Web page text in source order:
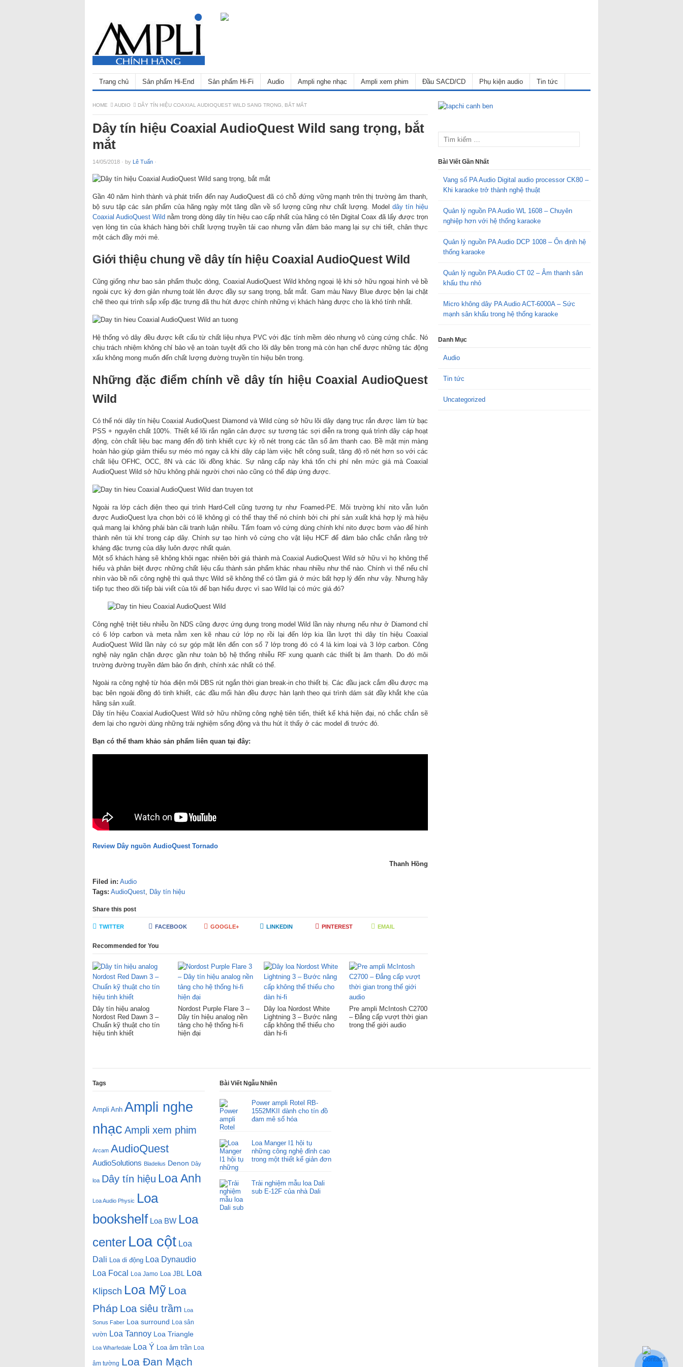
Trang chủ Sản phẩm Hi-End Sản phẩm Hi-Fi Audio Ampli nghe nhạc Ampli xem phim Đầu SACD/CD Phụ kiện audio Tin tức
HOME AUDIO DÂY TÍN HIỆU COAXIAL AUDIOQUEST WILD SANG TRỌNG, BẮT MẮT
Dây tín hiệu Coaxial AudioQuest Wild sang trọng, bắt
mắt
14/05/2018 · by Lê Tuấn ·
Gần 40 năm hình thành và phát triển đến nay AudioQuest đã có chỗ đứng vững mạnh trên thị trường âm thanh,
bộ sưu tập các sản phẩm của hãng ngày một tăng dần về số lượng cũng như chất lượng. Model dây tín hiệu
Coaxial AudioQuest Wild nằm trong dòng dây tín hiệu cao cấp nhất của hãng có tên Digital Coax đã lấy được trọn
vẹn lòng tin của khách hàng bởi chất lượng truyền tải cao nhưng vẫn đảm bảo mang lại sự chi tiết, chân thực
một cách đầy mới mẻ.
Giới thiệu chung về dây tín hiệu Coaxial AudioQuest Wild
Cũng giống như bao sản phẩm thuộc dòng, Coaxial AudioQuest Wild không ngoại lệ khi sở hữu ngoại hình vẻ bề
ngoài cực kỳ đơn giản nhưng toát lên được đầy sự sang trọng, bắt mắt. Gam màu Navy Blue được bện lại chặt
chẽ theo qui trình sắp xếp đặc trưng đã thu hút được chính những vị khách hàng được cho là khó tính nhất.
Hệ thống vỏ dây đều được kết cấu từ chất liệu nhựa PVC với đặc tính mềm dẻo nhưng vô cùng cứng chắc. Nó
chịu trách nhiệm không chỉ bảo vệ an toàn tuyệt đối cho lõi dây bên trong mà còn hạn chế được những tác động
xấu không mong muốn đến chất lượng đường truyền tín hiệu bên trong.
Những đặc điểm chính về dây tín hiệu Coaxial AudioQuest
Wild
Có thể nói dây tín hiệu Coaxial AudioQuest Diamond và Wild cùng sở hữu lõi dây dạng trục rắn được làm từ bạc
PSS + nguyên chất 100%. Thiết kế lõi rắn ngăn cản được sự tương tác sợi diễn ra trong quá trình dây cáp hoạt
động, còn chất liệu bạc mang đến độ tinh khiết cực kỳ rõ nét trong các tần số âm thanh cao. Bề mặt mịn màng
hoàn hảo giúp giảm thiểu sự méo mó ngay cả khi dây cáp làm việc hết công suất, tăng độ rõ nét hơn so với các
chất liệu OFHC, OCC, 8N và các lõi đồng khác. Sự nâng cấp này khá tốn chi phí nên mức giá mà Coaxial
AudioQuest Wild sở hữu không phải người chơi nào cũng có thể đáp ứng được.
Ngoài ra lớp cách điện theo qui trình Hard-Cell cũng tương tự như Foamed-PE. Môi trường khí nito vẫn luôn
được AudioQuest lựa chọn bởi có lẽ không gì có thể thay thế nó chính bởi chi phí sản xuất khá hợp lý mà hiệu
quả mang lại không phải bàn cãi tranh luận nhiều. Tấm foam vỏ cứng dùng chính khí nito được bơm vào để hình
thành nên túi khí trong cáp dây. Chính sự tạo hình vỏ cứng cho vật liệu HCF để đảm bảo chắc chắn rằng trở
kháng đặc trưng của dây luôn được nhất quán.
Một số khách hàng sẽ không khỏi ngạc nhiên bởi giá thành mà Coaxial AudioQuest Wild sở hữu vì họ không thể
hiểu và phân biệt được những chất liệu cấu thành sản phẩm khác nhau nhiều như thế nào. Chính vì thế nếu chỉ
nhìn vào bề nổi công nghệ thì quả thực Wild sẽ không thể có tầm giá ở mức bất hợp lý đến như vậy. Nhưng hãy
tiếp tục theo dõi tiếp bài viết của tôi để bạn hiểu được vì sao Wild lại có mức giá đó?
Công nghệ triệt tiêu nhiễu ồn NDS cũng được ứng dụng trong model Wild lần này nhưng nếu như ở Diamond chỉ
có 6 lớp carbon và meta nằm xen kẽ nhau cứ lớp nọ rồi lại đến lớp kia lần lượt thì dây tín hiệu Coaxial
AudioQuest Wild lần này có sự góp mặt lên đến con số 7 lớp trong đó có 4 lá kim loại và 3 lớp carbon. Công
nghệ này ngăn chặn được gần như toàn bộ hệ thống nhiễu RF xung quanh các thiết bị âm thanh. Do đó môi
trường đường truyền đảm bảo ổn định, chính xác nhất có thể.
Ngoài ra công nghệ từ hóa điện môi DBS rút ngắn thời gian break-in cho thiết bị. Các đầu jack cắm đều được mạ
bạc bên ngoài đồng đỏ tinh khiết, các đầu mối hàn đều được hàn lạnh theo qui trình dám sát đầy khắt khe của
hãng sản xuất.
Dây tín hiệu Coaxial AudioQuest Wild sở hữu những công nghệ tiên tiến, thiết kế khá hiện đại, nó chắc chắn sẽ
đem lại cho người dùng những trải nghiệm sống động và thu hút ít thấy ở các model đi trước đó.
Bạn có thể tham khảo sản phẩm liên quan tại đây:
Review Dây nguồn AudioQuest Tornado
Thanh Hồng
Filed in: Audio
Tags: AudioQuest, Dây tín hiệu
Share this post
TWITTER FACEBOOK GOOGLE+ LINKEDIN PINTEREST EMAIL
Recommended for You
Dây tín hiệu analog
Nordost Red Dawn 3 –
Chuẩn kỹ thuật cho tín
hiệu tinh khiết
Nordost Purple Flare 3 –
Dây tín hiệu analog nền
tảng cho hệ thống hi-fi
hiện đại
Dây loa Nordost White
Lightning 3 – Bước nâng
cấp không thể thiếu cho
dàn hi-fi
Pre ampli McIntosh C2700
– Đẳng cấp vượt thời gian
trong thế giới audio
Bài Viết Gần Nhất
Vang số PA Audio Digital audio processor CK80 –
Khi karaoke trở thành nghệ thuật
Quản lý nguồn PA Audio WL 1608 – Chuyên
nghiệp hơn với hệ thống karaoke
Quản lý nguồn PA Audio DCP 1008 – Ổn định hệ
thống karaoke
Quản lý nguồn PA Audio CT 02 – Âm thanh sân
khấu thu nhỏ
Micro không dây PA Audio ACT-6000A – Sức
mạnh sân khấu trong hệ thống karaoke
Danh Mục
Audio
Tin tức
Uncategorized
Tags
Ampli Anh Ampli nghe
nhạc Ampli xem phim
Arcam AudioQuest
AudioSolutions Bladelius Denon Dây
loa Dây tín hiệu Loa Anh
Loa Audio Physic Loa
bookshelf Loa BW Loa
center Loa cột Loa
Dali Loa di động Loa Dynaudio
Loa Focal
Loa Jamo Loa JBL Loa
Klipsch Loa Mỹ Loa
Pháp Loa siêu trầm Loa
Sonus Faber Loa surround Loa sân
vườn Loa Tannoy Loa Triangle
Loa Wharfedale Loa Ý Loa âm trần Loa
âm tường Loa Đan Mạch
Bài Viết Ngẫu Nhiên
Power ampli Rotel RB-
1552MKII dành cho tín đồ
đam mê số hóa
Loa Manger I1 hội tụ
những công nghệ đỉnh cao
trong một thiết kế giản đơn
Trải nghiệm mẫu loa Dali
sub E-12F của nhà Dali